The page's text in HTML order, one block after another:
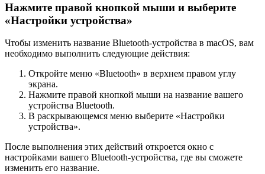
Нажмите правой кнопкой мыши и выберите
«Настройки устройства»
Чтобы изменить название Bluetooth-устройства в macOS, вам
необходимо выполнить следующие действия:
Откройте меню «Bluetooth» в верхнем правом углу
экрана.
Нажмите правой кнопкой мыши на название вашего
устройства Bluetooth.
В раскрывающемся меню выберите «Настройки
устройства».
После выполнения этих действий откроется окно с
настройками вашего Bluetooth-устройства, где вы сможете
изменить его название.